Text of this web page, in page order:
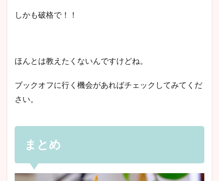
しかも破格で！！
ほんとは教えたくないんですけどね。
ブックオフに行く機会があればチェックしてみてくだ
さい。
まとめ